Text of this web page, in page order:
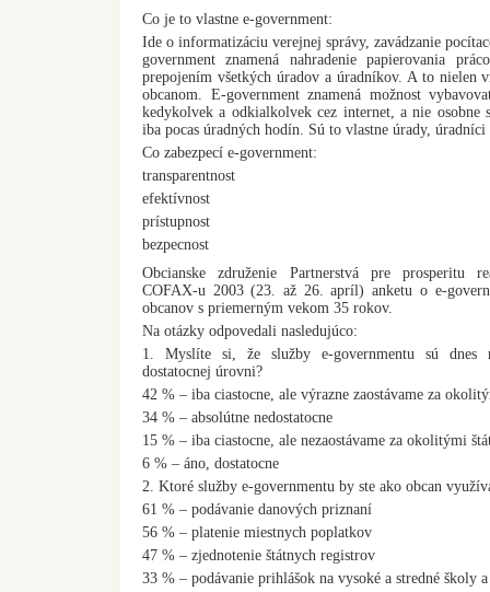
Co je to vlastne e-government:
Ide o informatizáciu verejnej správy, zavádzanie
government znamená nahradenie papierovania
prepojením všetkých úradov a úradníkov. A to nielen
obcanom. E-government znamená možnost
kedykolvek a odkialkolvek cez internet, a nie osobne
iba pocas úradných hodín. Sú to vlastne úrady,
Co zabezpecí e-government:
transparentnost
efektívnost
prístupnost
bezpecnost
Obcianske združenie Partnerstvá pre prosperitu
COFAX-u 2003 (23. až 26. apríl) anketu o e-
obcanov s priemerným vekom 35 rokov.
Na otázky odpovedali nasledujúco:
1. Myslíte si, že služby e-governmentu sú dnes
dostatocnej úrovni?
42 % – iba ciastocne, ale výrazne zaostávame za
34 % – absolútne nedostatocne
15 % – iba ciastocne, ale nezaostávame za okolitými
6 % – áno, dostatocne
2. Ktoré služby e-governmentu by ste ako obcan
61 % – podávanie danových priznaní
56 % – platenie miestnych poplatkov
47 % – zjednotenie štátnych registrov
33 % – podávanie prihlášok na vysoké a stredné školy